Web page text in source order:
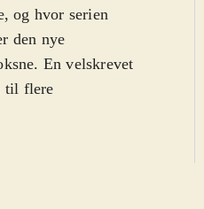
og hvor serien
den nye
En velskrevet
til flere
i landet, bliver